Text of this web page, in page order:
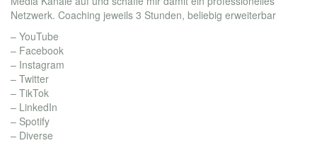
Netzwerk. Coaching jeweils 3 Stunden, beliebig erweiterbar
– YouTube
– Facebook
– Instagram
– Twitter
– TikTok
– LinkedIn
– Spotify
– Diverse